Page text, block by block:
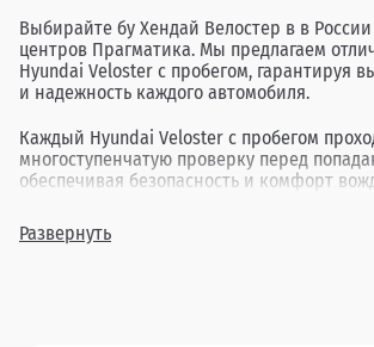
Выбирайте бу Хендай Велостер в в
центров Прагматика. Мы предлагаем
Hyundai Veloster с пробегом, гарантируя
и надежность каждого автомобиля.
Каждый Hyundai Veloster с пробегом
многоступенчатую проверку перед
обеспечивая безопасность и комфорт
года выпуска, позволяя найти идеальный
каждого клиента.
Развернуть